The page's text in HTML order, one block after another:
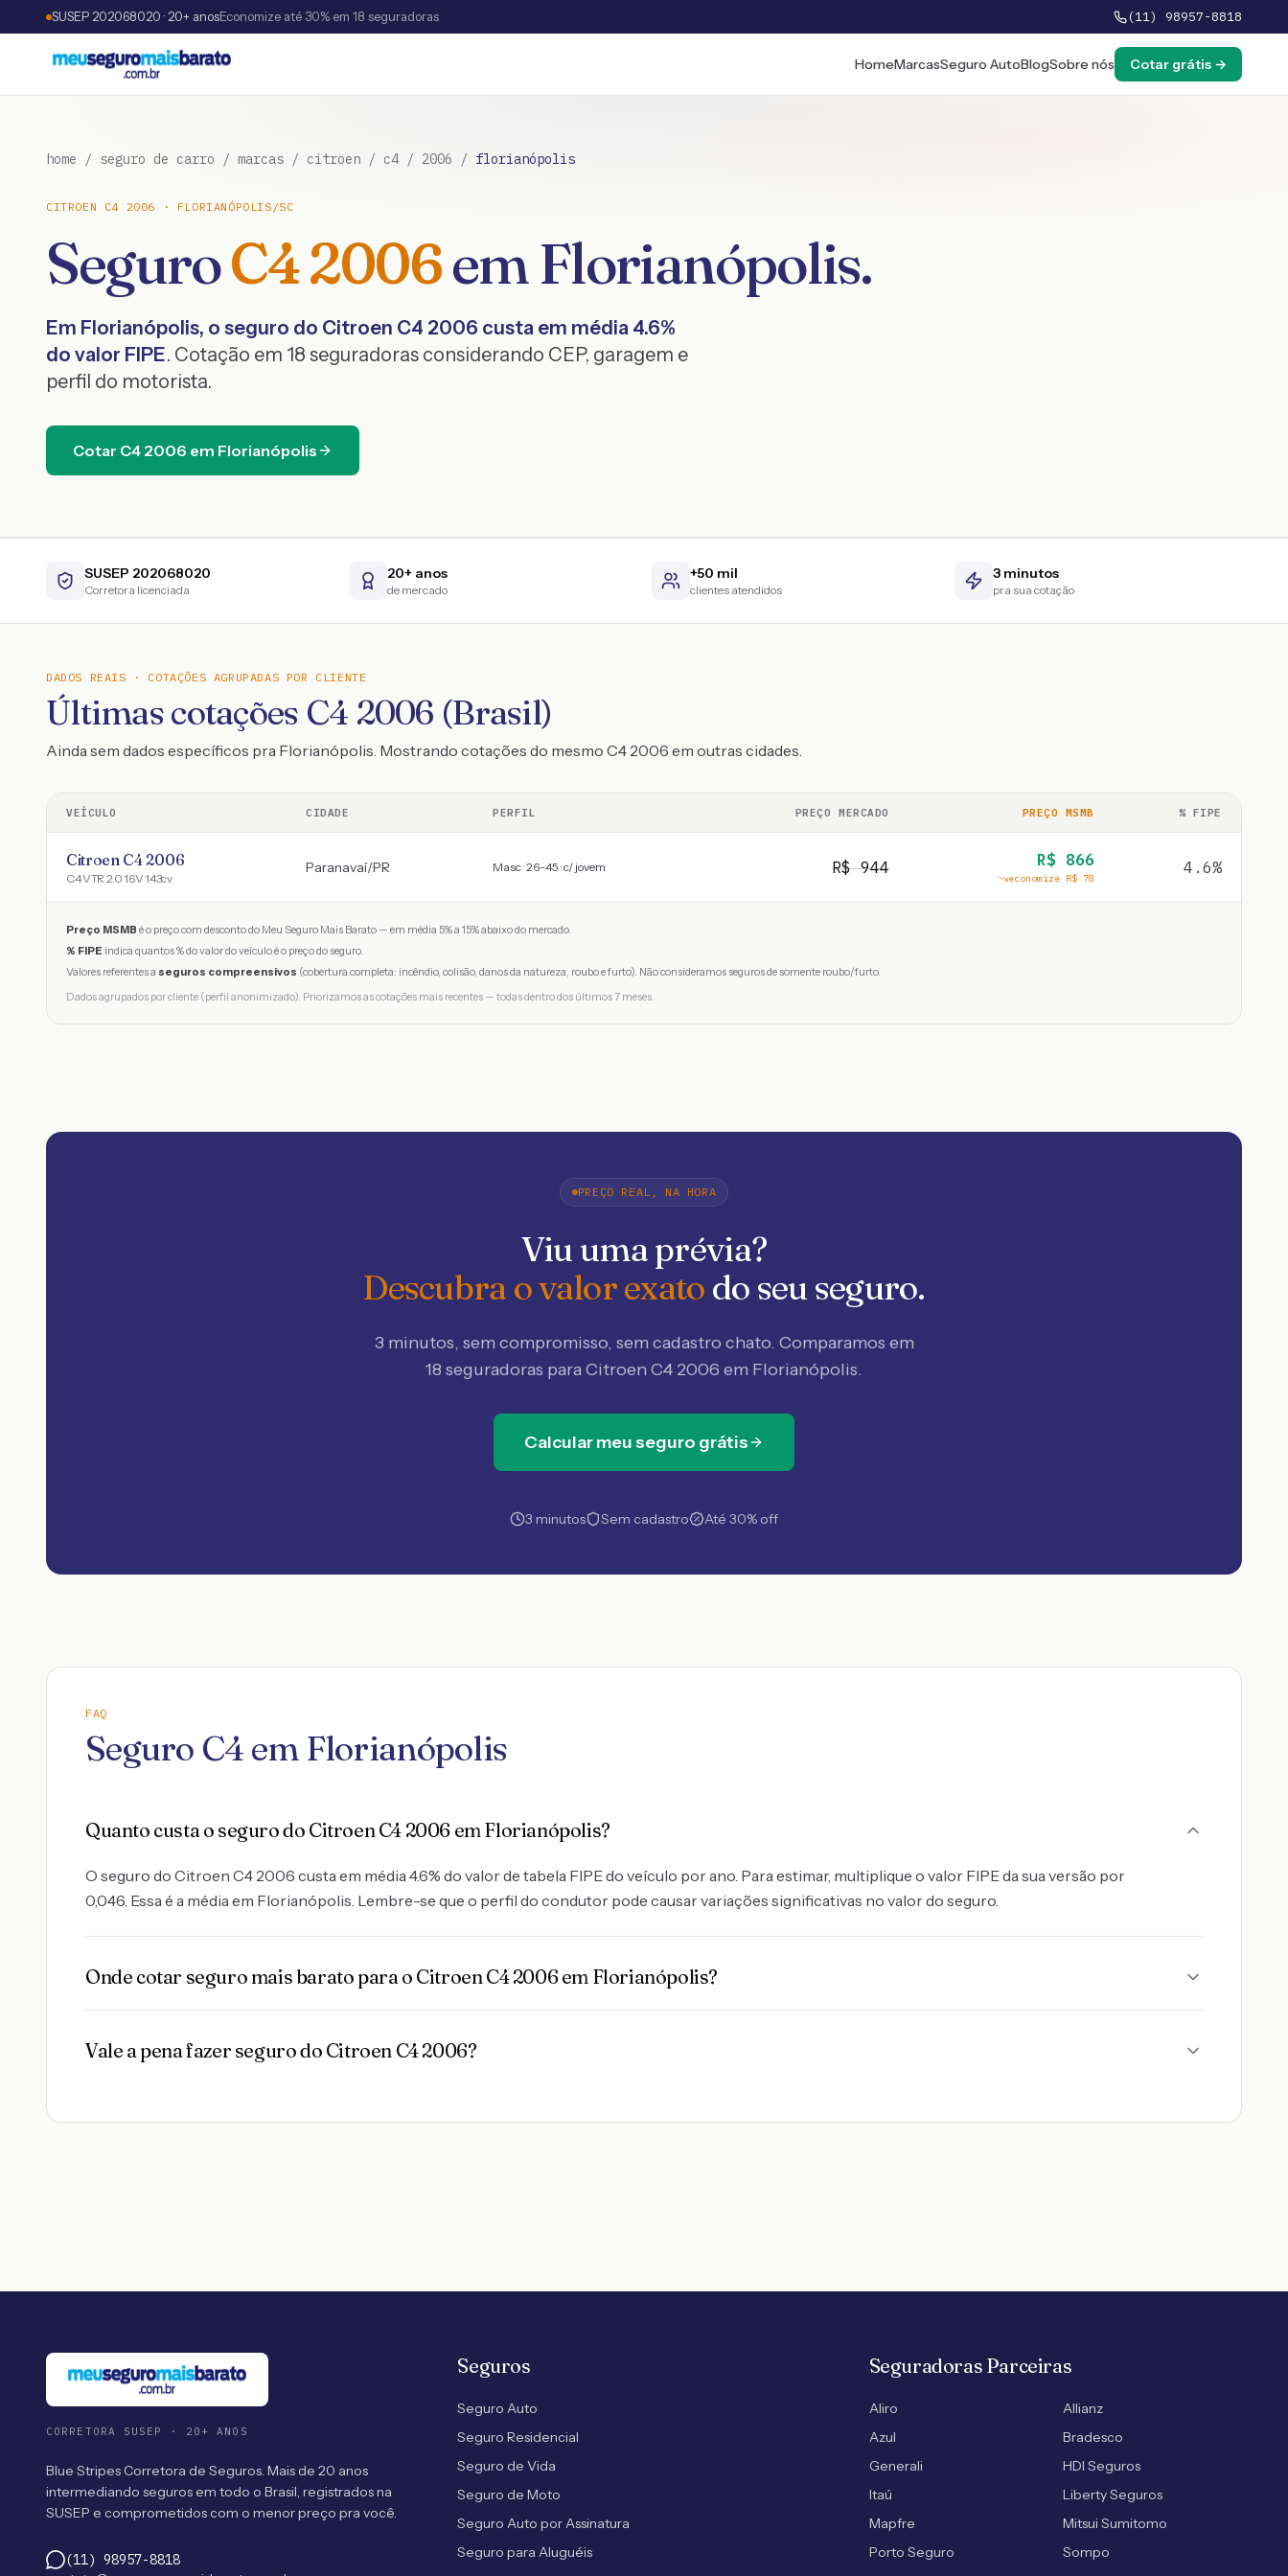
SUSEP 202068020 · 20+ anosEconomize até 30% em 18 seguradoras (11) 98957-8818
HomeMarcasSeguro AutoBlogSobre nós Cotar grátis →
home / seguro de carro / marcas / citroen / c4/ 2006 / florianópolis
CITROEN C4 2006 · FLORIANÓPOLIS /SC
SeguroC42006emFlorianópolis.
Em Florianópolis, o seguro do Citroen C4 2006 custa em média 4.6%
do valor FIPE. Cotação em 18 seguradoras considerando CEP, garagem e
perfil do motorista.
Cotar C4 2006 em Florianópolis
SUSEP 202068020
Corretora licenciada
20+ anos
de mercado
+50 mil
clientes atendidos
3 minutos
pra sua cotação
DADOS REAIS · COTAÇÕES AGRUPADAS POR CLIENTE
Últimas cotações C4 2006 (Brasil)
Ainda sem dados específicos pra Florianópolis. Mostrando cotações do mesmo C4 2006 em outras cidades.
VEÍCULO CIDADE PERFIL PREÇO MERCADO PREÇO MSMB % FIPE
Citroen C4 2006
C4 VTR 2.0 16V 143cv
Paranavaí/PR Masc · 26-45 · c/ jovem R$944 R$ 866
economize R$ 78
4.6%
Preço MSMB é o preço com desconto do Meu Seguro Mais Barato — em média 5% a 15% abaixo do mercado.
% FIPE indica quantos % do valor do veículo é o preço do seguro.
Valores referentes a seguros compreensivos (cobertura completa: incêndio, colisão, danos da natureza, roubo e furto). Não consideramos seguros de somente roubo/furto.
Dados agrupados por cliente (perfil anonimizado). Priorizamos as cotações mais recentes — todas dentro dos últimos 7 meses.
PREÇO REAL, NA HORA
Viu uma prévia?
Descubra o valor exato do seu seguro.
3 minutos, sem compromisso, sem cadastro chato. Comparamos em
18 seguradoras para Citroen C4 2006 em Florianópolis.
Calcular meu seguro grátis
3 minutos Sem cadastro Até 30% off
FAQ
Seguro C4 em Florianópolis
Quanto custa o seguro do Citroen C4 2006 em Florianópolis?
O seguro do Citroen C4 2006 custa em média 4.6% do valor de tabela FIPE do veículo por ano. Para estimar, multiplique o valor FIPE da sua versão por
0,046. Essa é a média em Florianópolis. Lembre-se que o perfil do condutor pode causar variações significativas no valor do seguro.
Onde cotar seguro mais barato para o Citroen C4 2006 em Florianópolis?
Vale a pena fazer seguro do Citroen C4 2006?
CORRETORA SUSEP · 20+ ANOS
Blue Stripes Corretora de Seguros. Mais de 20 anos
intermediando seguros em todo o Brasil, registrados na
SUSEP e comprometidos com o menor preço pra você.
(11) 98957-8818
Seguros
Seguro Auto
Seguro Residencial
Seguro de Vida
Seguro de Moto
Seguro Auto por Assinatura
Seguro para Aluguéis
Seguradoras Parceiras
Aliro
Allianz
Azul
Bradesco
Generali
HDI Seguros
Itaú
Liberty Seguros
Mapfre
Mitsui Sumitomo
Porto Seguro
Sompo